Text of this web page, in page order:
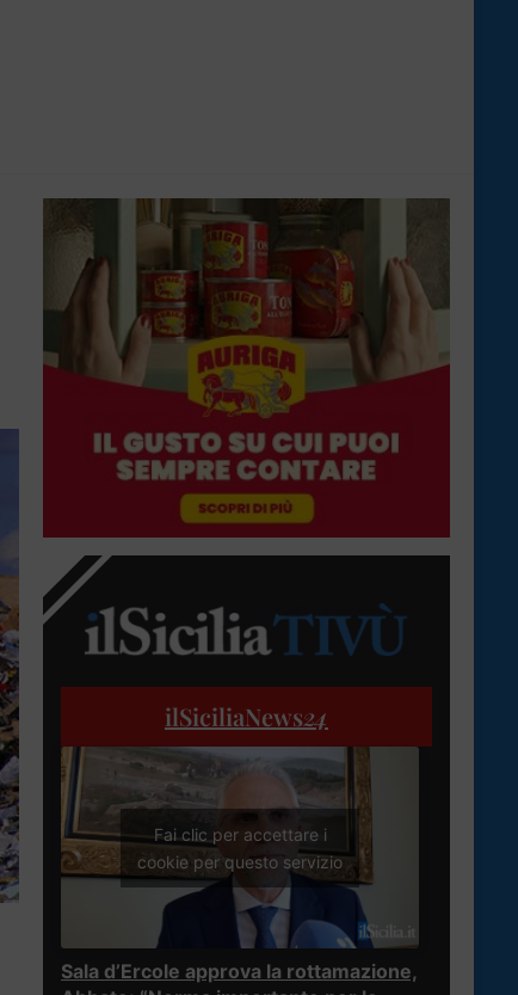
ilSiciliaNews24
Fai clic per accettare i
cookie per questo servizio
Sala d’Ercole approva la rottamazione,